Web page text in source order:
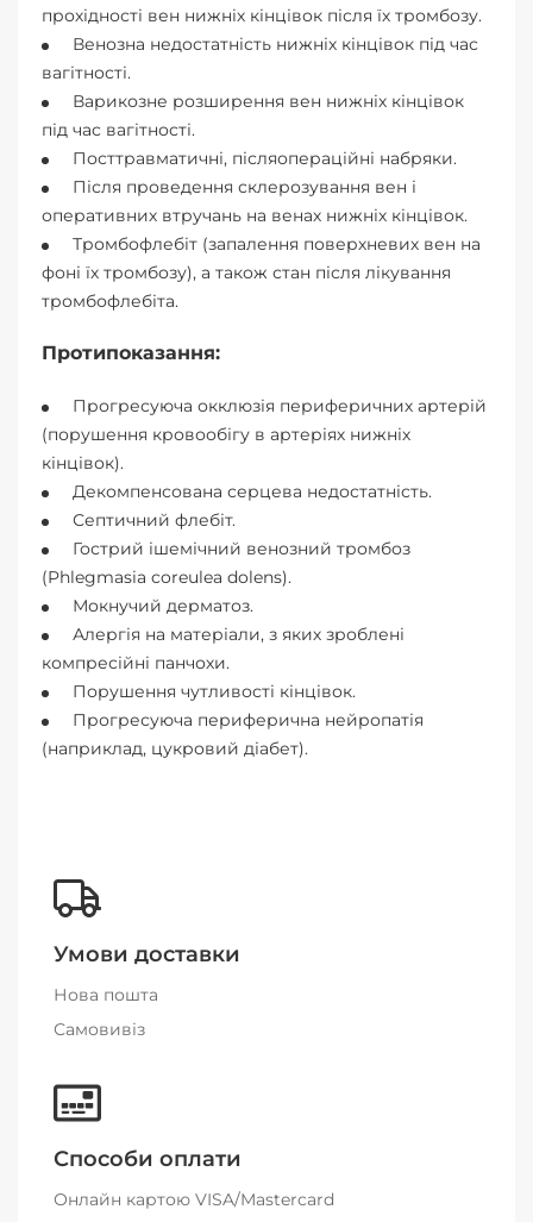
прохідності вен нижніх кінцівок після їх тромбозу.
Венозна недостатність нижніх кінцівок під час
вагітності.
Варикозне розширення вен нижніх кінцівок
під час вагітності.
Посттравматичні, післяопераційні набряки.
Після проведення склерозування вен і
оперативних втручань на венах нижніх кінцівок.
Тромбофлебіт (запалення поверхневих вен на
фоні їх тромбозу), а також стан після лікування
тромбофлебіта.
Протипоказання:
Прогресуюча окклюзія периферичних артерій
(порушення кровообігу в артеріях нижніх
кінцівок).
Декомпенсована серцева недостатність.
Септичний флебіт.
Гострий ішемічний венозний тромбоз
(Phlegmasia coreulea dolens).
Мокнучий дерматоз.
Алергія на матеріали, з яких зроблені
компресійні панчохи.
Порушення чутливості кінцівок.
Прогресуюча периферична нейропатія
(наприклад, цукровий діабет).
Умови доставки
Нова пошта
Самовивіз
Способи оплати
Онлайн картою VISA/Mastercard